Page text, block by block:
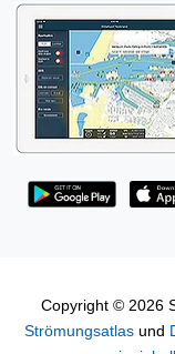
Copyright © 2026
Strömungsatlas und